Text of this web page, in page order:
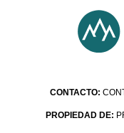
CONTACTO:
PROPIEDAD DE: